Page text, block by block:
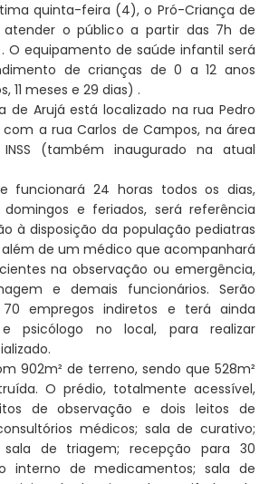
quinta-feira (4), o Pró-Criança de
o público a partir das 7h de
O equipamento de saúde infantil será
de crianças de 0 a 12 anos
11 meses e 29 dias) .
de Arujá está localizado na rua Pedro
a rua Carlos de Campos, na área
(também inaugurado na atual
funcionará 24 horas todos os dias,
domingos e feriados, será referência
à disposição da população pediatras
de um médico que acompanhará
na observação ou emergência,
e demais funcionários. Serão
empregos indiretos e terá ainda
psicólogo no local, para realizar
902m² de terreno, sendo que 528m²
O prédio, totalmente acessível,
de observação e dois leitos de
médicos; sala de curativo;
de triagem; recepção para 30
interno de medicamentos; sala de